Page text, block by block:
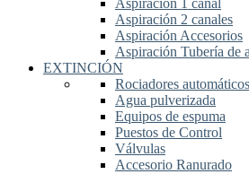
Aspiración 1 canal
Aspiración 2 canales
Aspiración Accesorios
Aspiración Tubería de
EXTINCIÓN
Rociadores automáticos
Agua pulverizada
Equipos de espuma
Puestos de Control
Válvulas
Accesorio Ranurado